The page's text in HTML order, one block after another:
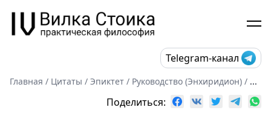
Telegram-канал
Главная / Цитаты / Эпиктет / Руководство (Энхиридион) / ...
Поделиться: